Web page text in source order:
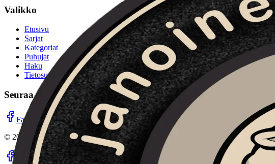
Valikko
Etusivu
Sarjat
Kategoriat
Puhujat
Haku
Tietosuojaseloste
Seuraa meitä
Facebook Instagram
YouTube
© 2026 Janoinenlammas.fi. Kaikki oikeudet pidätetään.